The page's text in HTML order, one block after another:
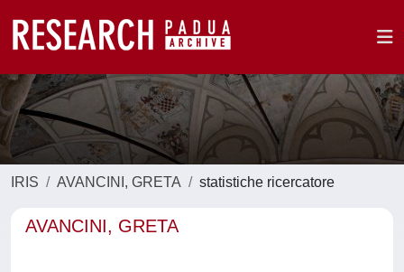
IRIS AVANCINI, GRETA statistiche ricercatore
AVANCINI, GRETA